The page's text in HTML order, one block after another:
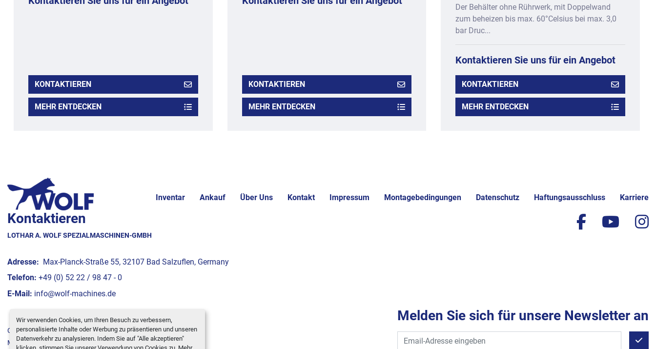
Wir verwenden Cookies, um Ihren Besuch zu verbessern,
personalisierte Inhalte oder Werbung zu präsentieren und unseren
Datenverkehr zu analysieren. Indem Sie auf "Alle akzeptieren"
KONTAKTIEREN
MEHR ENTDECKEN
KONTAKTIEREN
MEHR ENTDECKEN
Der Behälter ohne Rührwerk, mit Doppelwand
zum beheizen bis max. 60°Celsius bei max. 3,0
bar Druc...
Kontaktieren Sie uns für ein Angebot
KONTAKTIEREN
MEHR ENTDECKEN
Inventar Ankauf Über Uns Kontakt Impressum Montagebedingungen Datenschutz Haftungsausschluss Karriere
Kontaktieren
LOTHAR A. WOLF SPEZIALMASCHINEN-GMBH
Adresse: Max-Planck-Straße 55, 32107 Bad Salzuflen, Germany
Telefon: +49 (0) 52 22 / 98 47 - 0
E-Mail: info@wolf-machines.de
Cookie-Einstellungen
Machinio System-Website vonMachinio
facebook
Melden Sie sich für unsere Newsletter an